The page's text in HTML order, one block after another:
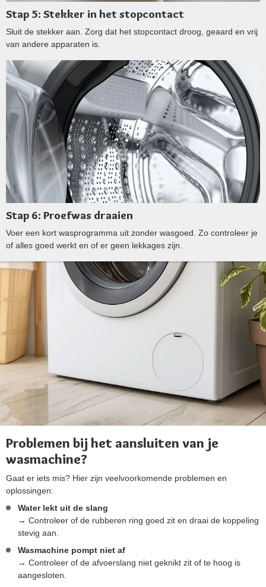
Stap 5: Stekker in het stopcontact
Sluit de stekker aan. Zorg dat het stopcontact droog, geaard en vrij
van andere apparaten is.
Stap 6: Proefwas draaien
Voer een kort wasprogramma uit zonder wasgoed. Zo controleer je
of alles goed werkt en of er geen lekkages zijn.
Problemen bij het aansluiten van je
wasmachine?
Gaat er iets mis? Hier zijn veelvoorkomende problemen en
oplossingen:
Water lekt uit de slang
→ Controleer of de rubberen ring goed zit en draai de koppeling
stevig aan.
Wasmachine pompt niet af
→ Controleer of de afvoerslang niet geknikt zit of te hoog is
aangesloten.